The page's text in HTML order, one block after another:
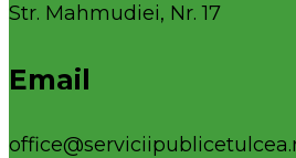
Str. Mahmudiei, Nr. 17
Email